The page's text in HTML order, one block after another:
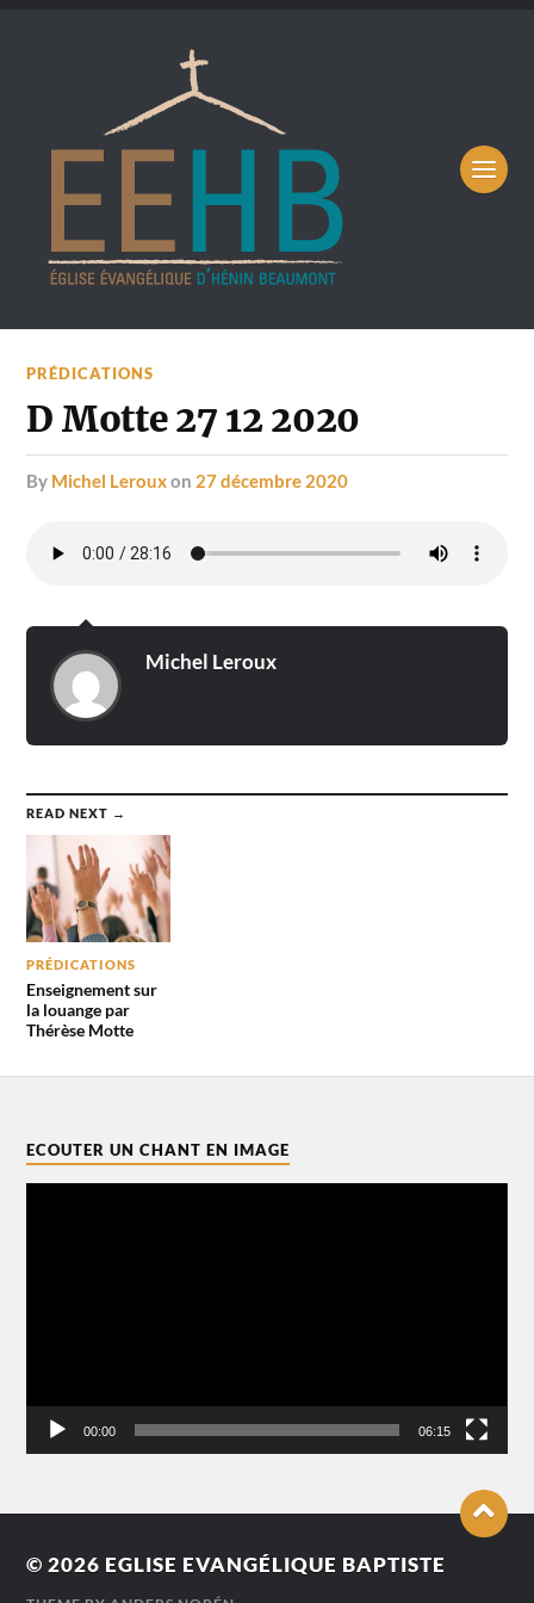
PRÉDICATIONS
D Motte 27 12 2020
by Michel Lerouxon 27 décembre 2020
Michel Leroux
READ NEXT →
PRÉDICATIONS
Enseignement sur
la louange par
Thérèse Motte
ECOUTER UN CHANT EN IMAGE
00:00 06:15
© 2026 EGLISE EVANGÉLIQUE BAPTISTE